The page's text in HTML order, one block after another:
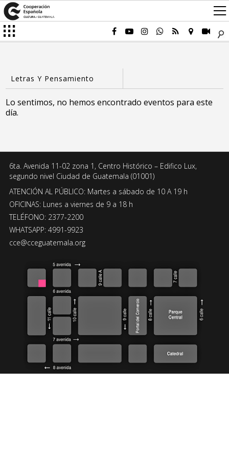
Lo sentimos, no hemos encontrado eventos para este
día.
6ta. Avenida 11-02 zona 1, Centro Histórico – Edifico Lux,
segundo nivel Ciudad de Guatemala (01001)
ATENCIÓN AL PÚBLICO: Martes a sábado de 10 A 19 h
OFICINAS: Lunes a viernes de 9 a 18 h
TELÉFONO: 2377-2200
WHATSAPP: 4991-9923
cce@cceguatemala.org